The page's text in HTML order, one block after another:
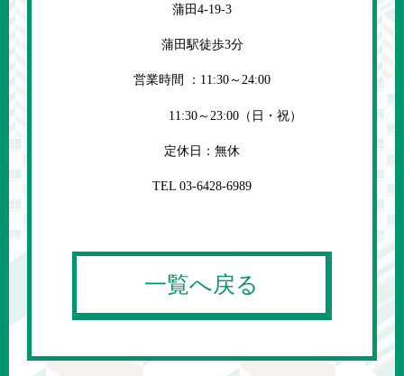
蒲田4-19-3
蒲田駅徒歩3分
営業時間 ：11:30～24:00
11:30～23:00（日・祝）
定休日：無休
TEL 03-6428-6989
一覧へ戻る